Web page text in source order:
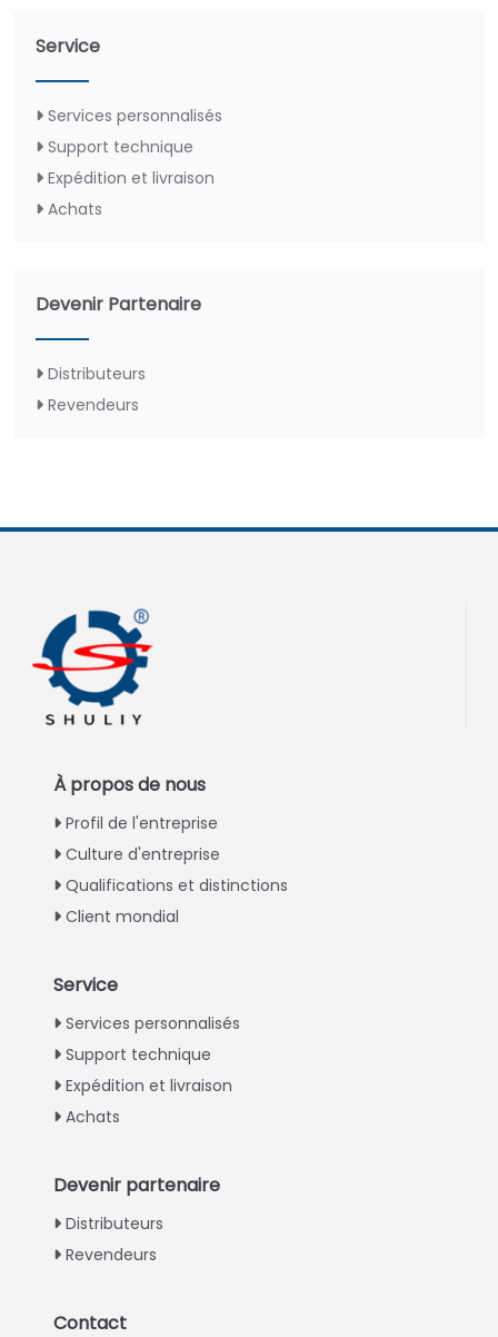
Service
Services personnalisés
Support technique
Expédition et livraison
Achats
Devenir Partenaire
Distributeurs
Revendeurs
À propos de nous
Profil de l'entreprise
Culture d'entreprise
Qualifications et distinctions
Client mondial
Service
Services personnalisés
Support technique
Expédition et livraison
Achats
Devenir partenaire
Distributeurs
Revendeurs
Contact
Japanese
Urdu
Greek
Italian